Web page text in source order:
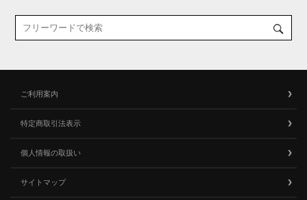
ご利用案内
特定商取引法表示
個人情報の取扱い
サイトマップ